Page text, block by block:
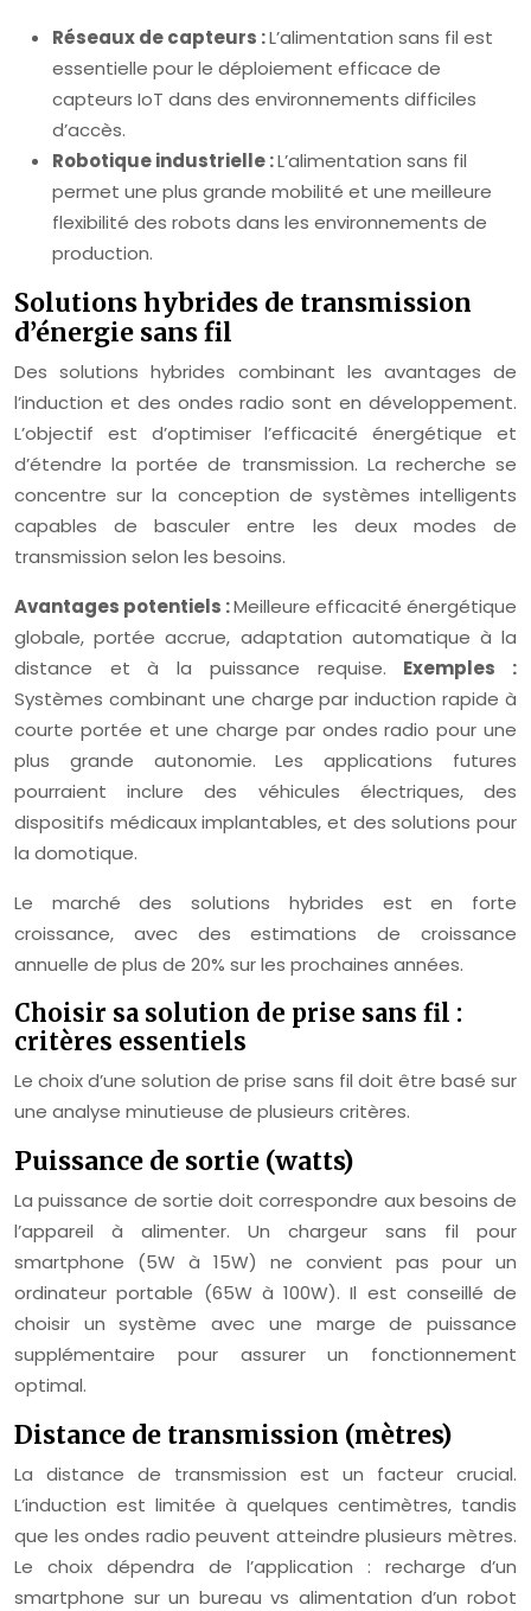
Réseaux de capteurs :L’alimentation sans fil est
essentielle pour le déploiement efficace de
capteurs IoT dans des environnements difficiles
d’accès.
Robotique industrielle :L’alimentation sans fil
permet une plus grande mobilité et une meilleure
flexibilité des robots dans les environnements de
production.
Solutions hybrides de transmission
d’énergie sans fil
Des solutions hybrides combinant les avantages de
l’induction et des ondes radio sont en développement.
L’objectif est d’optimiser l’efficacité énergétique et
d’étendre la portée de transmission. La recherche se
concentre sur la conception de systèmes intelligents
capables de basculer entre les deux modes de
transmission selon les besoins.
Avantages potentiels :Meilleure efficacité énergétique
globale, portée accrue, adaptation automatique à la
distance et à la puissance requise. Exemples :
Systèmes combinant une charge par induction rapide à
courte portée et une charge par ondes radio pour une
plus grande autonomie. Les applications futures
pourraient inclure des véhicules électriques, des
dispositifs médicaux implantables, et des solutions pour
la domotique.
Le marché des solutions hybrides est en forte
croissance, avec des estimations de croissance
annuelle de plus de 20% sur les prochaines années.
Choisir sa solution de prise sans fil :
critères essentiels
Le choix d’une solution de prise sans fil doit être basé sur
une analyse minutieuse de plusieurs critères.
Puissance de sortie (watts)
La puissance de sortie doit correspondre aux besoins de
l’appareil à alimenter. Un chargeur sans fil pour
smartphone (5W à 15W) ne convient pas pour un
ordinateur portable (65W à 100W). Il est conseillé de
choisir un système avec une marge de puissance
supplémentaire pour assurer un fonctionnement
optimal.
Distance de transmission (mètres)
La distance de transmission est un facteur crucial.
L’induction est limitée à quelques centimètres, tandis
que les ondes radio peuvent atteindre plusieurs mètres.
Le choix dépendra de l’application : recharge d’un
smartphone sur un bureau vs alimentation d’un robot